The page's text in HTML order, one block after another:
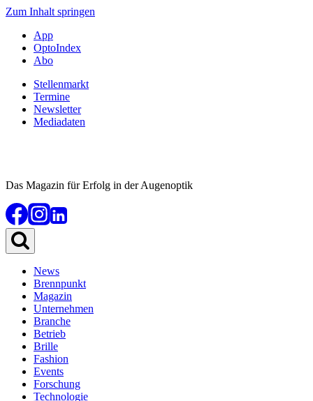
Zum Inhalt springen
App
OptoIndex
Abo
Stellenmarkt
Termine
Newsletter
Mediadaten
Das Magazin für Erfolg in der Augenoptik
News
Brennpunkt
Magazin
Unternehmen
Branche
Betrieb
Brille
Fashion
Events
Forschung
Technologie